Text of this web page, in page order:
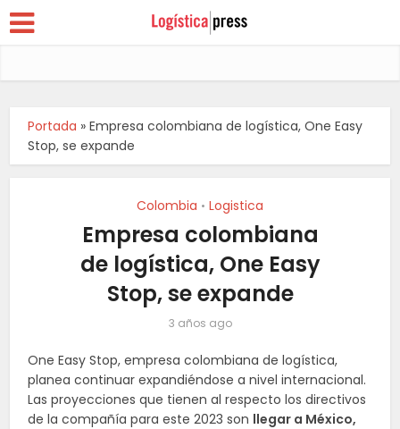
Portada »Empresa colombiana de logística, One Easy
Stop, se expande
Colombia • Logistica
Empresa colombiana
de logística, One Easy
Stop, se expande
3 años ago
One Easy Stop, empresa colombiana de logística,
planea continuar expandiéndose a nivel internacional.
Las proyecciones que tienen al respecto los directivos
de la compañía para este 2023 son llegar a México,